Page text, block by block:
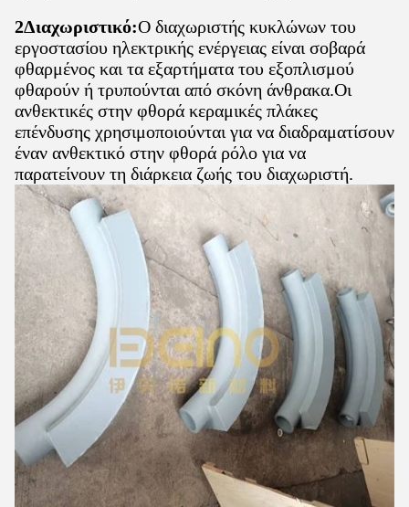
2Διαχωριστικό:Ο διαχωριστής κυκλώνων του
εργοστασίου ηλεκτρικής ενέργειας είναι σοβαρά
φθαρμένος και τα εξαρτήματα του εξοπλισμού
φθαρούν ή τρυπούνται από σκόνη άνθρακα.Οι
ανθεκτικές στην φθορά κεραμικές πλάκες
επένδυσης χρησιμοποιούνται για να διαδραματίσουν
έναν ανθεκτικό στην φθορά ρόλο για να
παρατείνουν τη διάρκεια ζωής του διαχωριστή.